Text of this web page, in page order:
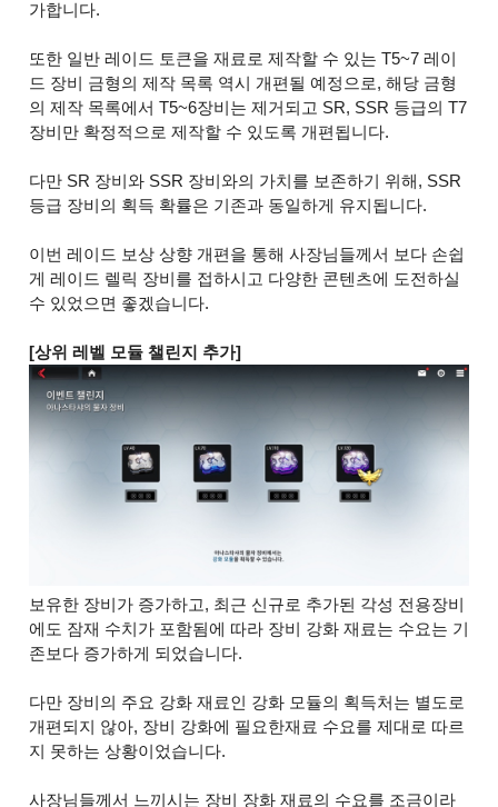
가합니다.
또한 일반 레이드 토큰을 재료로 제작할 수 있는 T5~7 레이
드 장비 금형의 제작 목록 역시 개편될 예정으로, 해당 금형
의 제작 목록에서 T5~6장비는 제거되고 SR, SSR 등급의 T7
장비만 확정적으로 제작할 수 있도록 개편됩니다.
다만 SR 장비와 SSR 장비와의 가치를 보존하기 위해, SSR
등급 장비의 획득 확률은 기존과 동일하게 유지됩니다.
이번 레이드 보상 상향 개편을 통해 사장님들께서 보다 손쉽
게 레이드 렐릭 장비를 접하시고 다양한 콘텐츠에 도전하실
수 있었으면 좋겠습니다.
[상위 레벨 모듈 챌린지 추가]
보유한 장비가 증가하고, 최근 신규로 추가된 각성 전용장비
에도 잠재 수치가 포함됨에 따라 장비 강화 재료는 수요는 기
존보다 증가하게 되었습니다.
다만 장비의 주요 강화 재료인 강화 모듈의 획득처는 별도로
개편되지 않아, 장비 강화에 필요한재료 수요를 제대로 따르
지 못하는 상황이었습니다.
사장님들께서 느끼시는 장비 장화 재료의 수요를 조금이라